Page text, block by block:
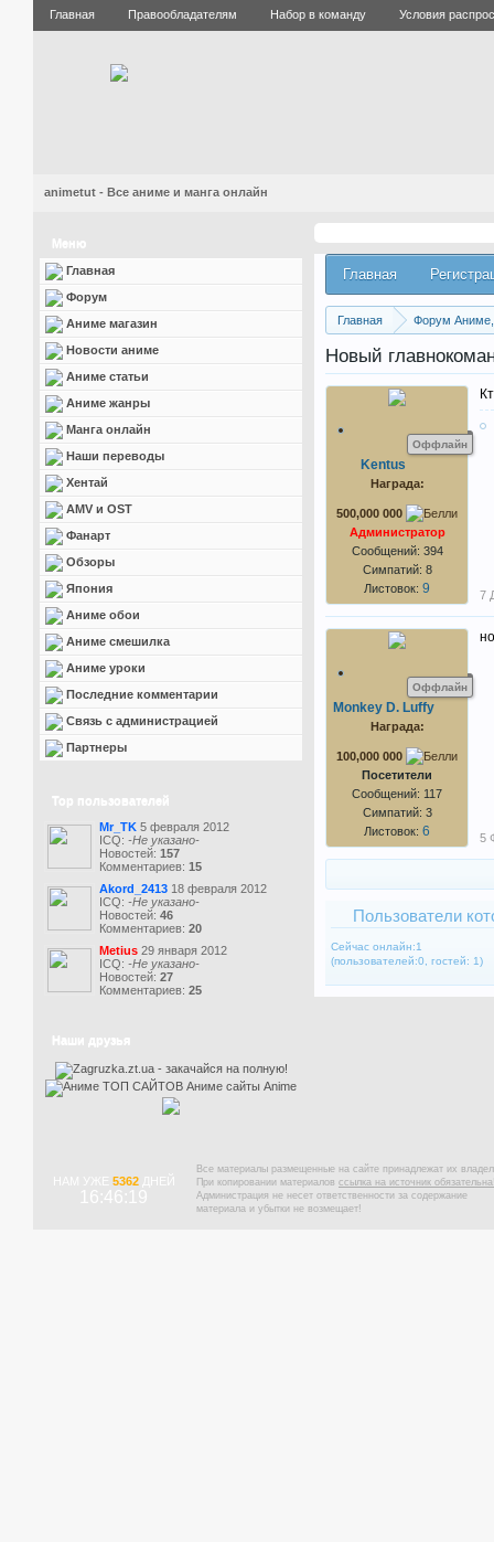
Главная Правообладателям Набор в команду Условия
animetut - Все аниме и манга онлайн
Меню
Главная
Форум
Аниме магазин
Новости аниме
Аниме статьи
Аниме жанры
Манга онлайн
Наши переводы
Хентай
AMV и OST
Фанарт
Обзоры
Япония
Аниме обои
Аниме смешилка
Аниме уроки
Последние комментарии
Связь с администрацией
Партнеры
Top пользователей
Mr_TK 5 февраля 2012
ICQ: -Не указано-
Новостей: 157
Комментариев: 15
Akord_2413 18 февраля 2012
ICQ: -Не указано-
Новостей: 46
Комментариев: 20
Metius 29 января 2012
ICQ: -Не указано-
Новостей: 27
Комментариев: 25
Наши друзья
Главная
Главная Форум Аниме,
Новый
Оффлайн
Kentus
Награда:
500,000 000
Администратор
Сообщений: 394
Симпатий: 8
Листовок: 9 7
Оффлайн
Monkey D. Luffy
Награда:
100,000 000
Посетители
Сообщений: 117
Симпатий: 3
Листовок: 6 5
Пользователи
Сейчас онлайн:1
(пользователей:0, гостей: 1)
НАМ УЖЕ 5362ДНЕЙ
16:46:19
Все материалы размещенные на сайте принадлежат их
При копировании материалов ссылка на источник
Администрация не несет ответственности за содержание
материала и убытки не возмещает!